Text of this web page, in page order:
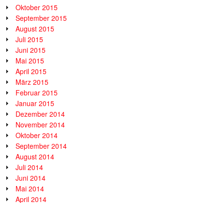
Oktober 2015
September 2015
August 2015
Juli 2015
Juni 2015
Mai 2015
April 2015
März 2015
Februar 2015
Januar 2015
Dezember 2014
November 2014
Oktober 2014
September 2014
August 2014
Juli 2014
Juni 2014
Mai 2014
April 2014